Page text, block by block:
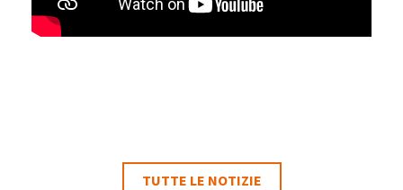
TUTTE LE NOTIZIE